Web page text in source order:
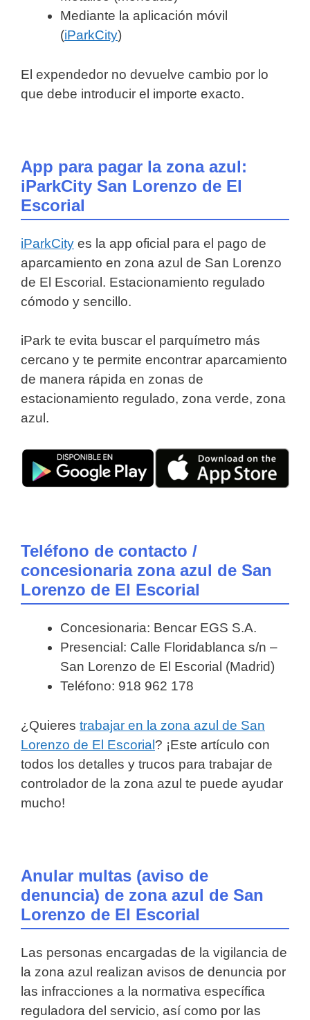
Mediante la aplicación móvil
(iParkCity)
El expendedor no devuelve cambio por lo
que debe introducir el importe exacto.
App para pagar la zona azul:
iParkCity San Lorenzo de El
Escorial
iParkCity es la app oficial para el pago de
aparcamiento en zona azul de San Lorenzo
de El Escorial. Estacionamiento regulado
cómodo y sencillo.
iPark te evita buscar el parquímetro más
cercano y te permite encontrar aparcamiento
de manera rápida en zonas de
estacionamiento regulado, zona verde, zona
azul.
Teléfono de contacto /
concesionaria zona azul de San
Lorenzo de El Escorial
Concesionaria: Bencar EGS S.A.
Presencial: Calle Floridablanca s/n –
San Lorenzo de El Escorial (Madrid)
Teléfono: 918 962 178
¿Quieres trabajar en la zona azul de San
Lorenzo de El Escorial ? ¡Este artículo con
todos los detalles y trucos para trabajar de
controlador de la zona azul te puede ayudar
mucho!
Anular multas (aviso de
denuncia) de zona azul de San
Lorenzo de El Escorial
Las personas encargadas de la vigilancia de
la zona azul realizan avisos de denuncia por
las infracciones a la normativa específica
reguladora del servicio, así como por las